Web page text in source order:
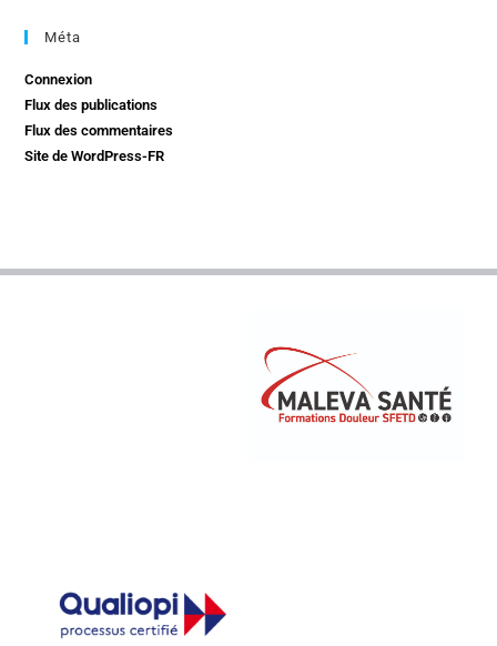
Méta
Connexion
Flux des publications
Flux des commentaires
Site de WordPress-FR